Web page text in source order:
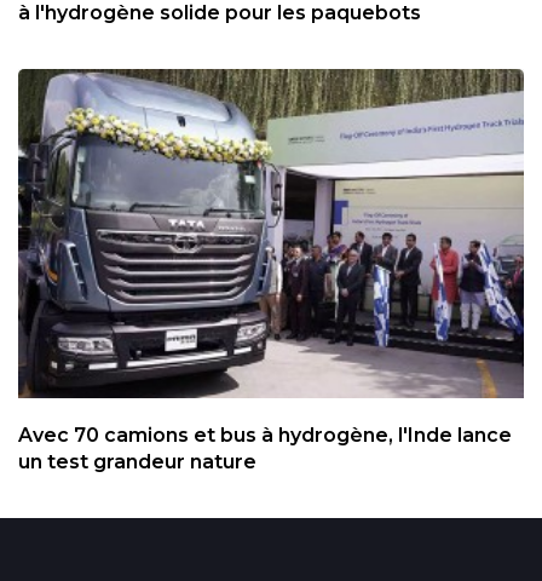
à l'hydrogène solide pour les paquebots
Avec 70 camions et bus à hydrogène, l'Inde lance
un test grandeur nature